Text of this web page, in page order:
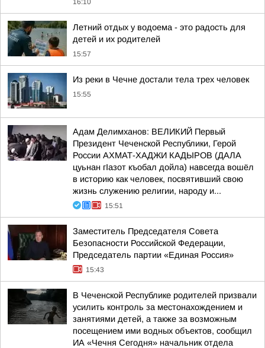
16:10
Летний отдых у водоема - это радость для
детей и их родителей
15:57
Из реки в Чечне достали тела трех человек
15:55
Адам Делимханов: ВЕЛИКИЙ Первый
Президент Чеченской Республики, Герой
России АХМАТ-ХАДЖИ КАДЫРОВ (ДАЛА
цуьнан гIазот къобал дойла) навсегда вошёл
в историю как человек, посвятивший свою
жизнь служению религии, народу и...
15:51
Заместитель Председателя Совета
Безопасности Российской Федерации,
Председатель партии «Единая Россия»
15:43
В Чеченской Республике родителей призвали
усилить контроль за местонахождением и
занятиями детей, а также за возможным
посещением ими водных объектов, сообщил
ИА «Чечня Сегодня» начальник отдела